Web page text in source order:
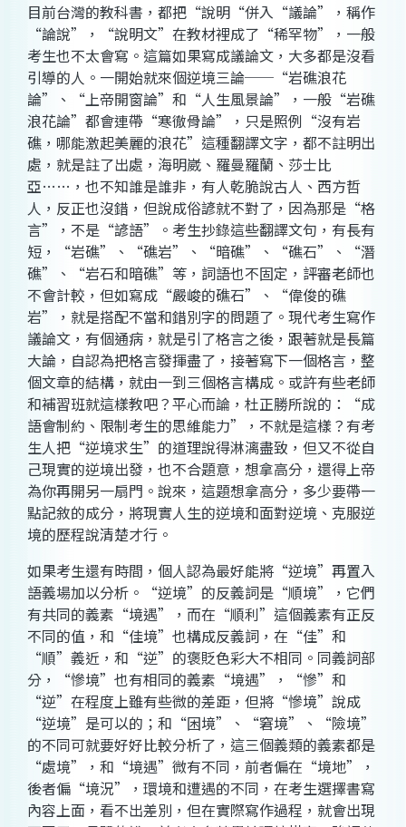
目前台灣的教科書，都把“說明“併入“議論”，稱作
“論說”，“說明文”在教材裡成了“稀罕物”，一般
考生也不太會寫。這篇如果寫成議論文，大多都是沒看
引導的人。一開始就來個逆境三論──“岩礁浪花
論”、“上帝開窗論”和“人生風景論”，一般“岩礁
浪花論”都會連帶“寒徹骨論”，只是照例“沒有岩
礁，哪能激起美麗的浪花”這種翻譯文字，都不註明出
處，就是註了出處，海明崴、羅曼羅蘭、莎士比
亞……，也不知誰是誰非，有人乾脆說古人、西方哲
人，反正也沒錯，但說成俗諺就不對了，因為那是“格
言”，不是“諺語”。考生抄錄這些翻譯文句，有長有
短，“岩礁”、“礁岩”、“暗礁”、“礁石”、“潛
礁”、“岩石和暗礁”等，詞語也不固定，評審老師也
不會計較，但如寫成“嚴峻的礁石”、“偉俊的礁
岩”，就是搭配不當和錯別字的問題了。現代考生寫作
議論文，有個通病，就是引了格言之後，跟著就是長篇
大論，自認為把格言發揮盡了，接著寫下一個格言，整
個文章的結構，就由一到三個格言構成。或許有些老師
和補習班就這樣教吧？平心而論，杜正勝所說的：“成
語會制約、限制考生的思維能力”，不就是這樣？有考
生人把“逆境求生”的道理說得淋漓盡致，但又不從自
己現實的逆境出發，也不合題意，想拿高分，還得上帝
為你再開另一扇門。說來，這題想拿高分，多少要帶一
點記敘的成分，將現實人生的逆境和面對逆境、克服逆
境的歷程說清楚才行。
如果考生還有時間，個人認為最好能將“逆境”再置入
語義場加以分析。“逆境”的反義詞是“順境”，它們
有共同的義素“境遇”，而在“順利”這個義素有正反
不同的值，和“佳境”也構成反義詞，在“佳”和
“順”義近，和“逆”的褒貶色彩大不相同。同義詞部
分，“慘境”也有相同的義素“境遇”，“慘”和
“逆”在程度上雖有些微的差距，但將“慘境”說成
“逆境”是可以的；和“困境”、“窘境”、“險境”
的不同可就要好好比較分析了，這三個義類的義素都是
“處境”，和“境遇”微有不同，前者偏在“境地”，
後者偏“境況”，環境和遭遇的不同，在考生選擇書寫
內容上面，看不出差別，但在實際寫作過程，就會出現